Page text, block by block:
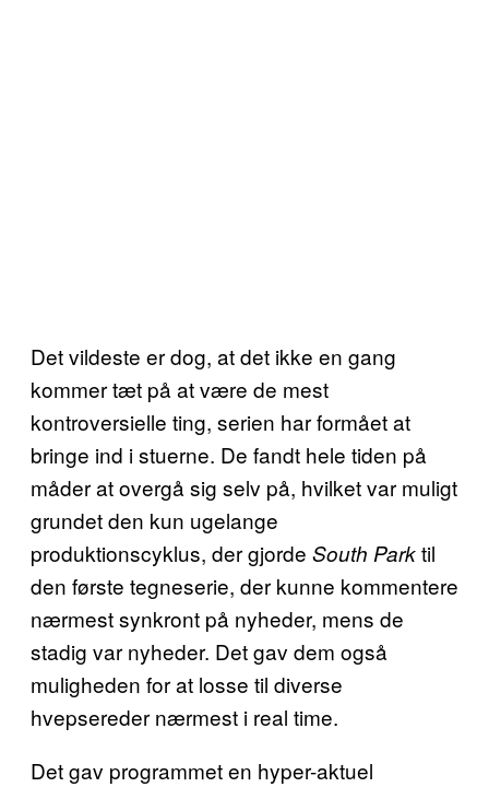
Det vildeste er dog, at det ikke en gang
kommer tæt på at være de mest
kontroversielle ting, serien har formået at
bringe ind i stuerne. De fandt hele tiden på
måder at overgå sig selv på, hvilket var muligt
grundet den kun ugelange
produktionscyklus, der gjorde South Parktil
den første tegneserie, der kunne kommentere
nærmest synkront på nyheder, mens de
stadig var nyheder. Det gav dem også
muligheden for at losse til diverse
hvepsereder nærmest i real time.
Det gav programmet en hyper-aktuel